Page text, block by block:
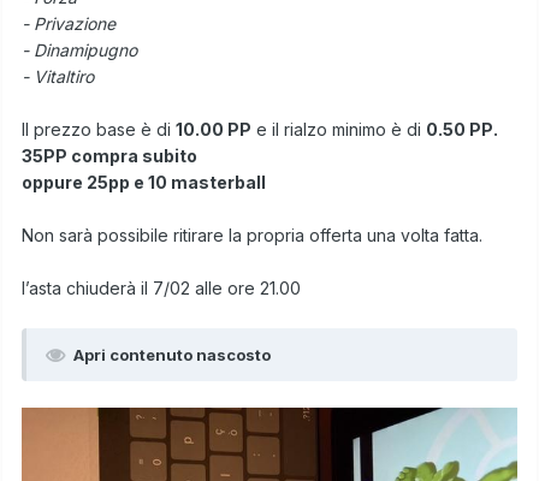
- Privazione
- Dinamipugno
- Vitaltiro
Il prezzo base è di 10.00 PP e il rialzo minimo è di 0.50 PP.
35PP compra subito
oppure 25pp e 10 masterball
Non sarà possibile ritirare la propria offerta una volta fatta.
l’asta chiuderà il 7/02 alle ore 21.00
Apri contenuto nascosto